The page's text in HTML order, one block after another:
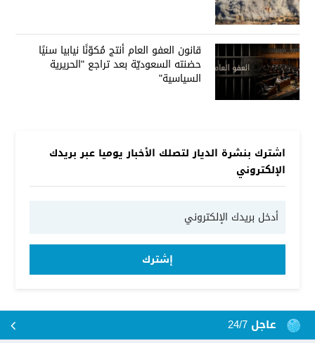
قانون العفو العام أنتج مُكوّنًا نيابيا سنيًا
حضنته السعوديّة بعد تراجع "الحريرية
السياسية"
اشترك بنشرة الديار لتصلك الأخبار يوميا عبر بريدك
الإلكتروني
إشترك
عاجل 24/7